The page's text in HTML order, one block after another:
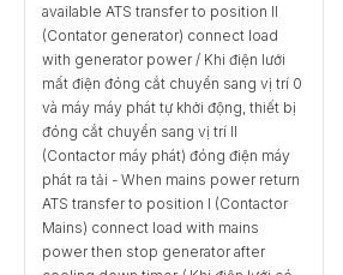
available ATS transfer to position II
(Contator generator) connect load
with generator power / Khi điện lưới
mất điện đóng cắt chuyển sang vị trí 0
và máy máy phát tự khởi động, thiết bị
đóng cắt chuyển sang vị trí II
(Contactor máy phát) đóng điện máy
phát ra tải - When mains power return
ATS transfer to position I (Contactor
Mains) connect load with mains
power then stop generator after